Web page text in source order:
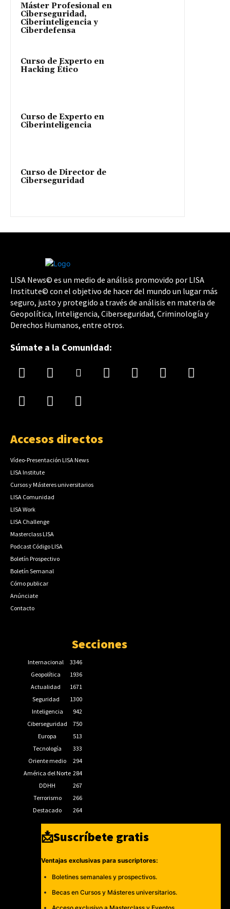
Máster Profesional en
Ciberseguridad,
Ciberinteligencia y
Ciberdefensa
Curso de Experto en
Hacking Ético
Curso de Experto en
Ciberinteligencia
Curso de Director de
Ciberseguridad
LISA News© es un medio de análisis promovido por LISA
Institute© con el objetivo de hacer del mundo un lugar más
seguro, justo y protegido a través de análisis en materia de
Geopolítica, Inteligencia, Ciberseguridad, Criminología y
Derechos Humanos, entre otros.
Súmate a la Comunidad:
Accesos directos
Vídeo-Presentación LISA News
LISA Institute
Cursos y Másteres universitarios
LISA Comunidad
LISA Work
LISA Challenge
Masterclass LISA
Podcast Código LISA
Boletín Prospectivo
Boletín Semanal
Cómo publicar
Anúnciate
Contacto
Secciones
Internacional
3346
Geopolítica
1936
Actualidad
1671
Seguridad
1300
Inteligencia
942
Ciberseguridad
750
Europa
513
Tecnología
333
Oriente medio
294
América del Norte 284
DDHH
267
Terrorismo
266
Destacado
264
📩Suscríbete gratis
Ventajas exclusivas para suscriptores:
Boletines semanales y prospectivos.
Becas en Cursos y Másteres universitarios.